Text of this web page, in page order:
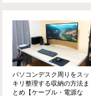
パソコンデスク周りをスッ
キリ整理する収納の方法ま
とめ【ケーブル・電源な